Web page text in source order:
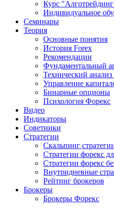
Курс
Индивидуальное
Семинары
Теория
Основные понятия
История Forex
Рекомендации
Фундаментальный
Технический
Управление
Бинарные опционы
Психология Форекс
Видео
Индикаторы
Советники
Стратегии
Скальпинг
Стратегии форекс
Стратегии форекс
Внутридневные
Рейтинг брокеров
Брокеры
Брокеры Форекс